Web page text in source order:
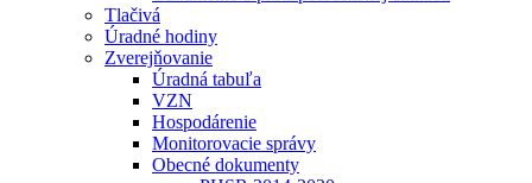
Tlačivá
Úradné hodiny
Zverejňovanie
Úradná tabuľa
VZN
Hospodárenie
Monitorovacie správy
Obecné dokumenty